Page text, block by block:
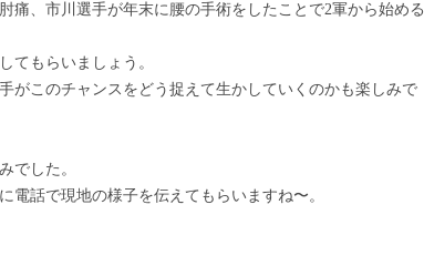
痛、市川選手が年末に腰の手術をしたことで2軍から始める
てもらいましょう。
がこのチャンスをどう捉えて生かしていくのかも楽しみで
でした。
電話で現地の様子を伝えてもらいますね〜。